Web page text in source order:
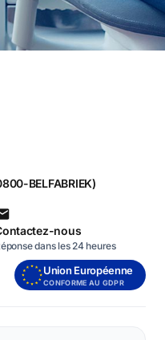
BELFABRIEK)
nous
dans les 24 heures
Union Européenne
CONFORME AU GDPR